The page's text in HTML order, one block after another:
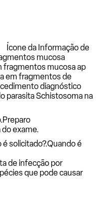
Ícone da Informação de
mucosa
fragmentos mucosa ap
em fragmentos de
diagnóstico
parasita Schistosoma na
Preparo
do exame.
solicitado?.Quando é
de infecção por
que pode causar